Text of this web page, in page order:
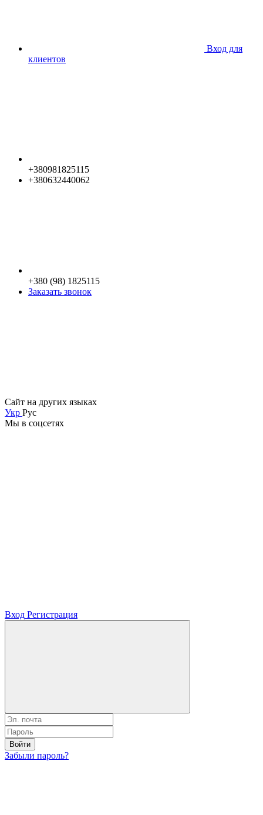
Вход для
клиентов
+380981825115
+380632440062
+380 (98) 1825115
Заказать звонок
Сайт на других языках
Укр Рус
Мы в соцсетях
Вход Регистрация
Войти
Забыли пароль?